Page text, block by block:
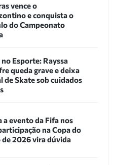
vence o
e conquista o
do Campeonato
Esporte: Rayssa
queda grave e deixa
de Skate sob cuidados
a evento da Fifa nos
na Copa do
2026 vira dúvida